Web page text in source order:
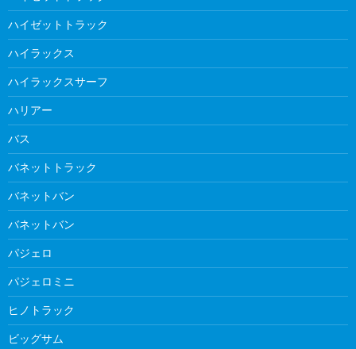
ハイゼットトラック
ハイラックス
ハイラックスサーフ
ハリアー
バス
バネットトラック
バネットバン
バネットバン
パジェロ
パジェロミニ
ヒノトラック
ビッグサム